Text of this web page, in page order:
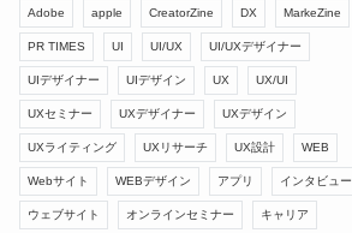
Adobe apple CreatorZine DX MarkeZine
PR TIMES UI UI/UX UI/UXデザイナー
UIデザイナー UIデザイン UX UX/UI
UXセミナー UXデザイナー UXデザイン
UXライティング UXリサーチ UX設計 WEB
Webサイト WEBデザイン アプリ インタビュー
ウェブサイト オンラインセミナー キャリア